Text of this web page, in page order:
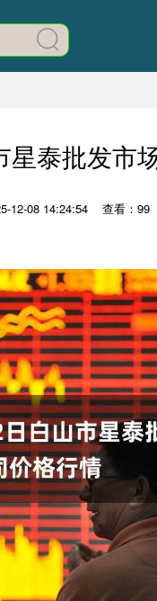
泰批发市
12-08 14:24:54 查看：99